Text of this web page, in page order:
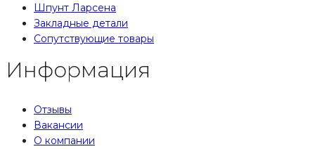
Шпунт Ларсена
Закладные детали
Сопутствующие товары
Информация
Отзывы
Вакансии
О компании